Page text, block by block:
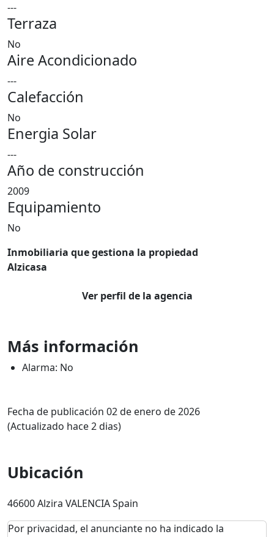
---
Terraza
No
Aire Acondicionado
---
Calefacción
No
Energia Solar
---
Año de construcción
2009
Equipamiento
No
Inmobiliaria que gestiona la propiedad
Alzicasa
Ver perfil de la agencia
Más información
Alarma: No
Fecha de publicación 02 de enero de 2026
(Actualizado hace 2 dias)
Ubicación
46600 Alzira VALENCIA Spain
Por privacidad, el anunciante no ha indicado la